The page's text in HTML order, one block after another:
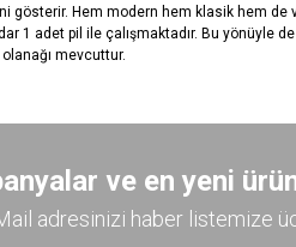
gösterir. Hem modern hem klasik hem
1 adet pil ile çalışmaktadır. Bu yönüyle
mevcuttur.
ve en yeni
adresinizi haber listemize